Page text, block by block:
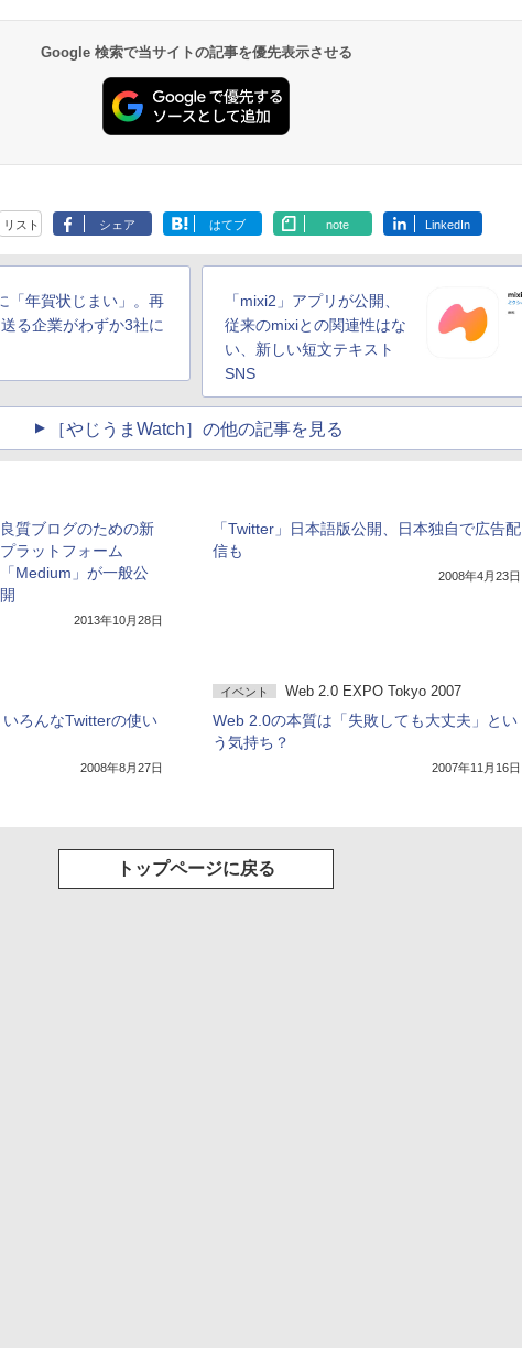
Google 検索で当サイトの記事を優先表示させる
リスト シェア はてブ note LinkedIn
「年賀状じまい」。再
る企業がわずか3社に
「mixi2」アプリが公開、
従来のmixiとの関連性はな
い、新しい短文テキスト
SNS
［やじうまWatch］の他の記事を見る
良質ブログのための新
プラットフォーム
「Medium」が一般公
開
2013年10月28日
「Twitter」日本語版公開、日本独自で広告配
信も
2008年4月23日
いろんなTwitterの使い
2008年8月27日
イベント Web 2.0 EXPO Tokyo 2007
Web 2.0の本質は「失敗しても大丈夫」とい
う気持ち？
2007年11月16日
トップページに戻る